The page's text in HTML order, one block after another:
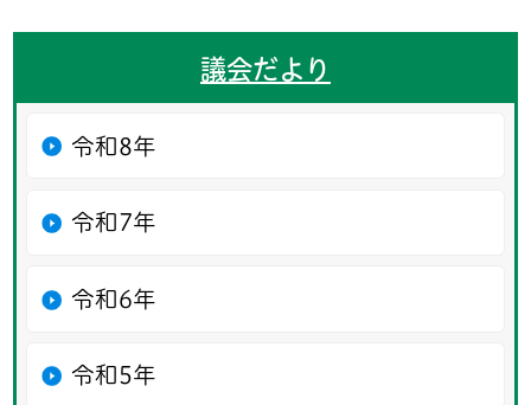
議会だより
令和8年
令和7年
令和6年
令和5年